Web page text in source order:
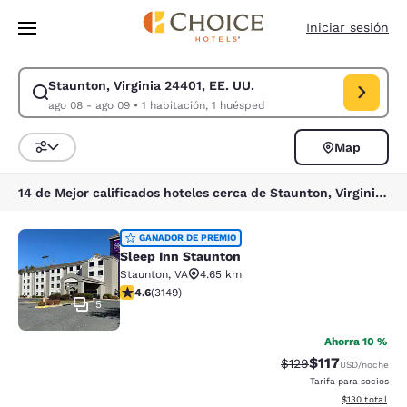
Pasar A Contenido Principal
Iniciar sesión
Staunton, Virginia 24401, EE. UU.
ago 08 - ago 09• 1 habitación, 1 huésped
Modificar la búsqueda de Staunton, Virginia 24401, EE. UU.. Fecha de
Ordenar y filtrar
Map
14 de Mejor calificados hoteles cerca de Staunton, Virginia 24401, EE. UU.
Sleep Inn Staunton
5
GANADOR DE PREMIO
Sleep Inn Staunton
Staunton, VA
4.65 km
calificación de 4.57 estrellas. Excelente. 3149 reseñas
4.6(3149)
Ahorra 10 %
Precio tachado:
$129Precio con
$117USD/noche
Tarifa para socios
Ver detalles
$130 total